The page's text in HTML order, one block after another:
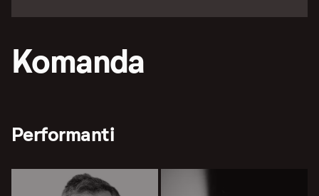
Komanda
Performanti